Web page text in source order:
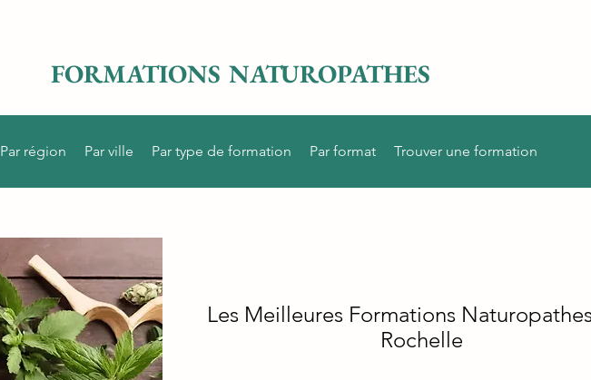
FORMATIONS NATUROPATHES
Par région Par ville Par type de formation Par format Trouver une formation
Les Meilleures Formations
Rochelle